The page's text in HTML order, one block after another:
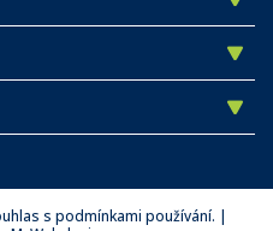
s podmínkami používání. |